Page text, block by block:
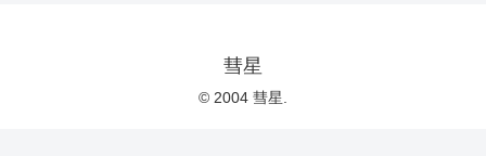
彗星
© 2004 彗星.